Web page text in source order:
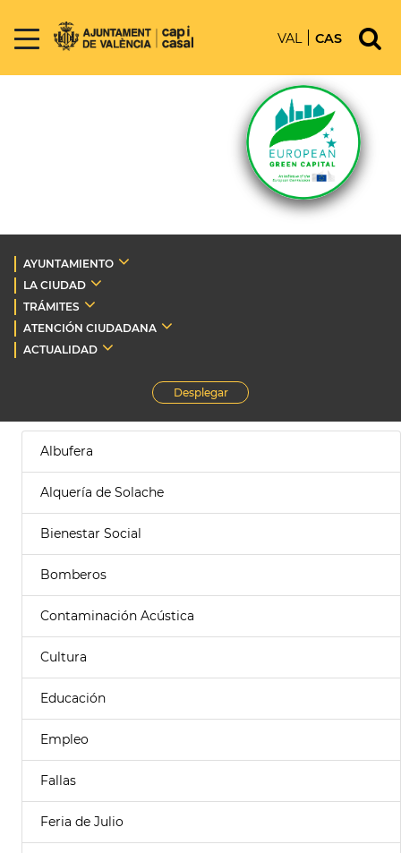
VAL CAS
AYUNTAMIENTO
LA CIUDAD
TRÁMITES
ATENCIÓN CIUDADANA
ACTUALIDAD
Desplegar
Albufera
Alquería de Solache
Bienestar Social
Bomberos
Contaminación Acústica
Cultura
Educación
Empleo
Fallas
Feria de Julio